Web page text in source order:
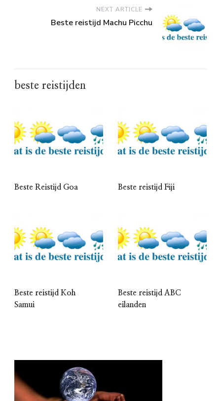
NEXT ARTICLE
Beste reistijd Machu Picchu
beste reistijden
Beste Reistijd Goa Beste reistijd Fiji
Beste reistijd Koh
Samui
Beste reistijd ABC
eilanden